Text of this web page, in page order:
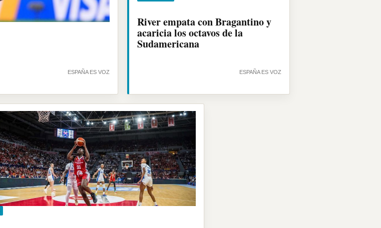
ESPAÑA ES VOZ ESPAÑA ES VOZ
River empata con Bragantino y
acaricia los octavos de la
Sudamericana